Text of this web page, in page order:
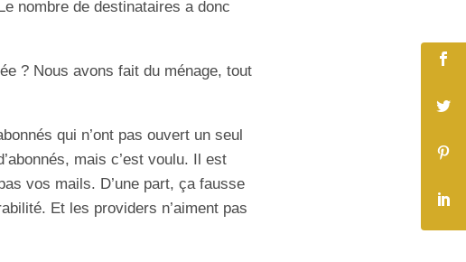
nombre de destinataires a donc
? Nous avons fait du ménage, tout
qui n’ont pas ouvert un seul
mais c’est voulu. Il est
vos mails. D’une part, ça fausse
Et les providers n’aiment pas